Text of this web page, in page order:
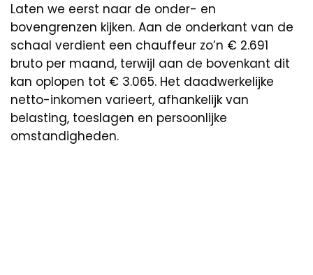
Laten we eerst naar de onder- en
bovengrenzen kijken. Aan de onderkant van de
schaal verdient een chauffeur zo’n € 2.691
bruto per maand, terwijl aan de bovenkant dit
kan oplopen tot € 3.065. Het daadwerkelijke
netto-inkomen varieert, afhankelijk van
belasting, toeslagen en persoonlijke
omstandigheden.